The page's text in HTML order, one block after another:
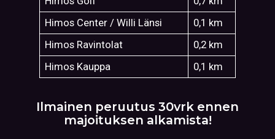
Himos Center / Willi Länsi
0,1 km
Himos Ravintolat
0,2 km
Himos Kauppa
0,1 km
Ilmainen peruutus 30vrk ennen
majoituksen alkamista!